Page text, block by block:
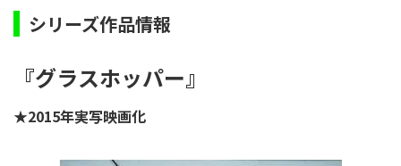
シリーズ作品情報
『グラスホッパー』
★2015年実写映画化